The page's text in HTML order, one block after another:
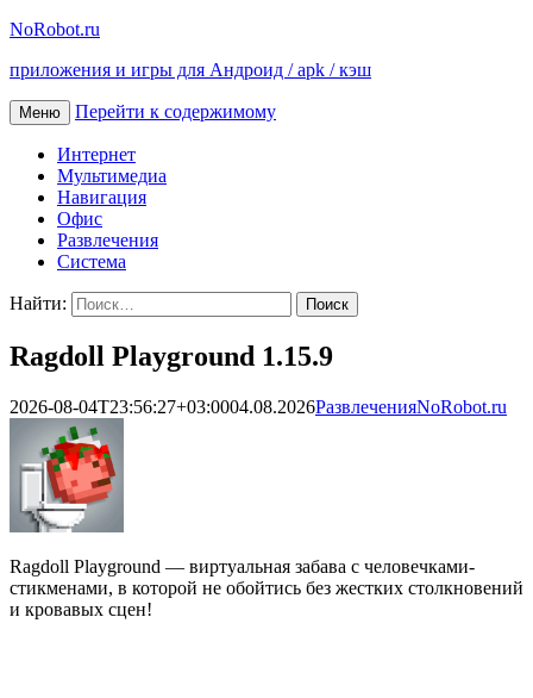
NoRobot.ru
приложения и игры для Андроид / apk / кэш
Меню Перейти к содержимому
Интернет
Мультимедиа
Навигация
Офис
Развлечения
Система
Найти:
Ragdoll Playground 1.15.9
2026-08-04T23:56:27+03:0004.08.2026РазвлеченияNoRobot.ru
Ragdoll Playground — виртуальная забава с человечками-
стикменами, в которой не обойтись без жестких столкновений
и кровавых сцен!